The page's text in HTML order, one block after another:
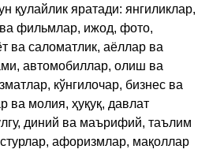
қулайлик яратади: янгиликлар,
фильмлар, ижод, фото,
ва саломатлик, аёллар ва
автомобиллар, олиш ва
кўнгилочар, бизнес ва
ва молия, ҳуқуқ, давлат
диний ва маърифий, таълим
афоризмлар, мақоллар